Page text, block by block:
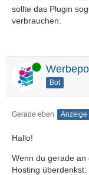
sollte das Plugin
verbrauchen.
Online
Bot
Gerade eben Anzeige
Hallo!
Wenn du gerade
Hosting